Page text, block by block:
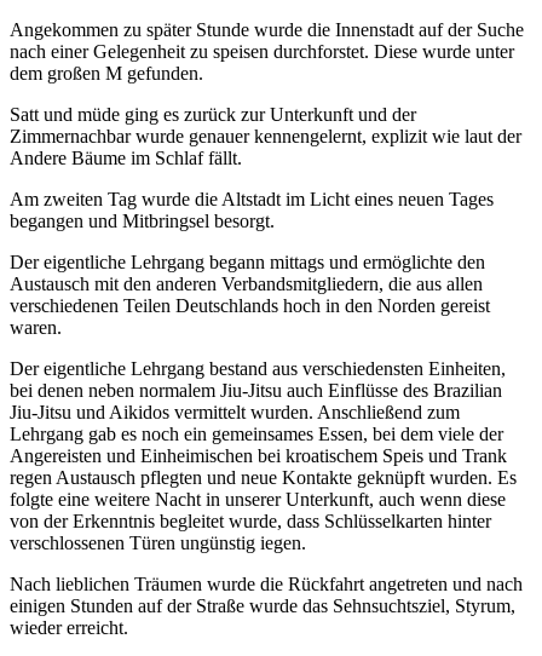
Angekommen zu später Stunde wurde die Innenstadt auf der Suche
nach einer Gelegenheit zu speisen durchforstet. Diese wurde unter
dem großen M gefunden.
Satt und müde ging es zurück zur Unterkunft und der
Zimmernachbar wurde genauer kennengelernt, explizit wie laut der
Andere Bäume im Schlaf fällt.
Am zweiten Tag wurde die Altstadt im Licht eines neuen Tages
begangen und Mitbringsel besorgt.
Der eigentliche Lehrgang begann mittags und ermöglichte den
Austausch mit den anderen Verbandsmitgliedern, die aus allen
verschiedenen Teilen Deutschlands hoch in den Norden gereist
waren.
Der eigentliche Lehrgang bestand aus verschiedensten Einheiten,
bei denen neben normalem Jiu-Jitsu auch Einflüsse des Brazilian
Jiu-Jitsu und Aikidos vermittelt wurden. Anschließend zum
Lehrgang gab es noch ein gemeinsames Essen, bei dem viele der
Angereisten und Einheimischen bei kroatischem Speis und Trank
regen Austausch pflegten und neue Kontakte geknüpft wurden. Es
folgte eine weitere Nacht in unserer Unterkunft, auch wenn diese
von der Erkenntnis begleitet wurde, dass Schlüsselkarten hinter
verschlossenen Türen ungünstig iegen.
Nach lieblichen Träumen wurde die Rückfahrt angetreten und nach
einigen Stunden auf der Straße wurde das Sehnsuchtsziel, Styrum,
wieder erreicht.